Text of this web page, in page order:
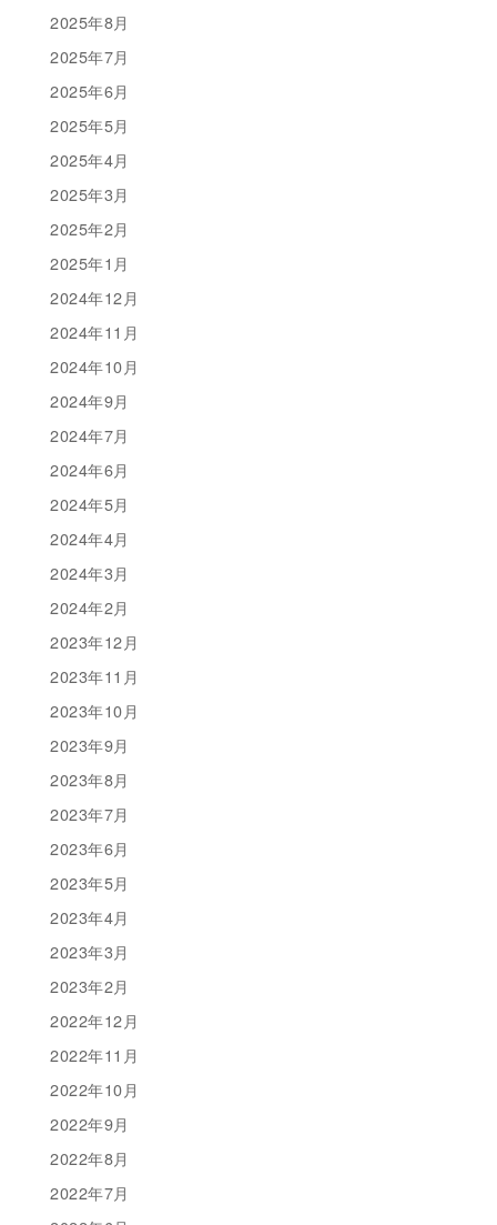
2025年8月
2025年7月
2025年6月
2025年5月
2025年4月
2025年3月
2025年2月
2025年1月
2024年12月
2024年11月
2024年10月
2024年9月
2024年7月
2024年6月
2024年5月
2024年4月
2024年3月
2024年2月
2023年12月
2023年11月
2023年10月
2023年9月
2023年8月
2023年7月
2023年6月
2023年5月
2023年4月
2023年3月
2023年2月
2022年12月
2022年11月
2022年10月
2022年9月
2022年8月
2022年7月